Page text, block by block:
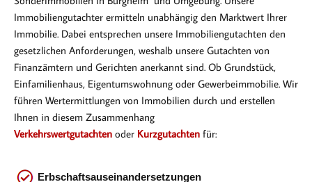
Immobiliengutachter ermitteln unabhängig den Marktwert Ihrer
Immobilie. Dabei entsprechen unsere Immobiliengutachten den
gesetzlichen Anforderungen, weshalb unsere Gutachten von
Finanzämtern und Gerichten anerkannt sind. Ob Grundstück,
Einfamilienhaus, Eigentumswohnung oder Gewerbeimmobilie. Wir
führen Wertermittlungen von Immobilien durch und erstellen
Ihnen in diesem Zusammenhang
Verkehrswertgutachten oder Kurzgutachten für:
Erbschaftsauseinandersetzungen